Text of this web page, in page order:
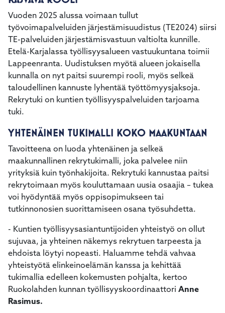
Vuoden 2025 alussa voimaan tullut
työvoimapalveluiden järjestämisuudistus (TE2024) siirsi
TE-palveluiden järjestämisvastuun valtiolta kunnille.
Etelä-Karjalassa työllisyysalueen vastuukuntana toimii
Lappeenranta. Uudistuksen myötä alueen jokaisella
kunnalla on nyt paitsi suurempi rooli, myös selkeä
taloudellinen kannuste lyhentää työttömyysjaksoja.
Rekrytuki on kuntien työllisyyspalveluiden tarjoama
tuki.
YHTENÄINEN TUKIMALLI KOKO MAAKUNTAAN
Tavoitteena on luoda yhtenäinen ja selkeä
maakunnallinen rekrytukimalli, joka palvelee niin
yrityksiä kuin työnhakijoita. Rekrytuki kannustaa paitsi
rekrytoimaan myös kouluttamaan uusia osaajia – tukea
voi hyödyntää myös oppisopimukseen tai
tutkinnonosien suorittamiseen osana työsuhdetta.
- Kuntien työllisyysasiantuntijoiden yhteistyö on ollut
sujuvaa, ja yhteinen näkemys rekrytuen tarpeesta ja
ehdoista löytyi nopeasti. Haluamme tehdä vahvaa
yhteistyötä elinkeinoelämän kanssa ja kehittää
tukimallia edelleen kokemusten pohjalta, kertoo
Ruokolahden kunnan työllisyyskoordinaattori Anne
Rasimus.